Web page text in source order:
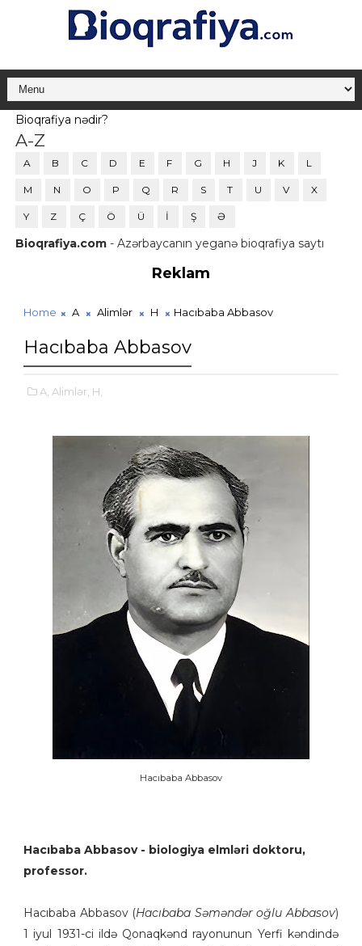
Bioqrafiya nədir?
A-Z
A B C D E F G H J K L
M N O P Q R S T U V X
Y Z Ç Ö Ü İ Ş Ə
Bioqrafiya.com- Azərbaycanın yeganə bioqrafiya saytı
Reklam
Home A Alimlər H Hacıbaba Abbasov
Hacıbaba Abbasov
A, Alimlər, H,
Hacıbaba Abbasov
Hacıbaba Abbasov - biologiya elmləri doktoru,
professor.
Hacıbaba Abbasov (Hacıbaba Səməndər oğlu Abbasov)
1 iyul 1931-ci ildə Qonaqkənd rayonunun Yerfi kəndində